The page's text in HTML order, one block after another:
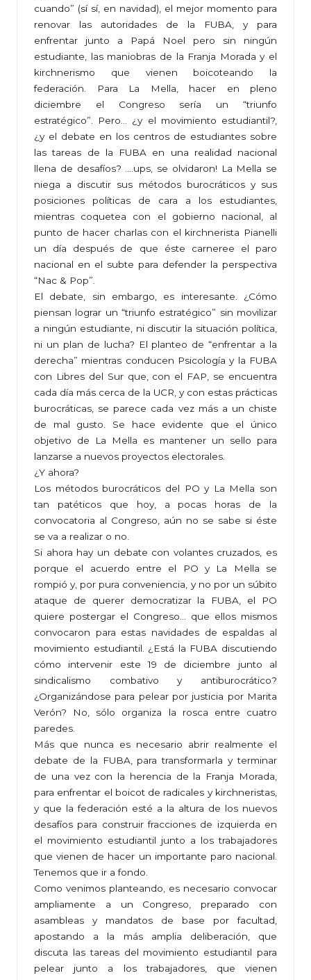
cuando” (sí sí, en navidad), el mejor momento para
renovar las autoridades de la FUBA, y para
enfrentar junto a Papá Noel pero sin ningún
estudiante, las maniobras de la Franja Morada y el
kirchnerismo que vienen boicoteando la
federación. Para La Mella, hacer en pleno
diciembre el Congreso sería un “triunfo
estratégico”. Pero… ¿y el movimiento estudiantil?,
¿y el debate en los centros de estudiantes sobre
las tareas de la FUBA en una realidad nacional
llena de desafíos? ….ups, se olvidaron! La Mella se
niega a discutir sus métodos burocráticos y sus
posiciones políticas de cara a los estudiantes,
mientras coquetea con el gobierno nacional, al
punto de hacer charlas con el kirchnerista Pianelli
un día después de que éste carneree el paro
nacional en el subte para defender la perspectiva
“Nac & Pop”.
El debate, sin embargo, es interesante. ¿Cómo
piensan lograr un “triunfo estratégico” sin movilizar
a ningún estudiante, ni discutir la situación política,
ni un plan de lucha? El planteo de “enfrentar a la
derecha” mientras conducen Psicología y la FUBA
con Libres del Sur que, con el FAP, se encuentra
cada día más cerca de la UCR, y con estas prácticas
burocráticas, se parece cada vez más a un chiste
de mal gusto. Se hace evidente que el único
objetivo de La Mella es mantener un sello para
lanzarse a nuevos proyectos electorales.
¿Y ahora?
Los métodos burocráticos del PO y La Mella son
tan patéticos que hoy, a pocas horas de la
convocatoria al Congreso, aún no se sabe si éste
se va a realizar o no.
Si ahora hay un debate con volantes cruzados, es
porque el acuerdo entre el PO y La Mella se
rompió y, por pura conveniencia, y no por un súbito
ataque de querer democratizar la FUBA, el PO
quiere postergar el Congreso… que ellos mismos
convocaron para estas navidades de espaldas al
movimiento estudiantil. ¿Está la FUBA discutiendo
cómo intervenir este 19 de diciembre junto al
sindicalismo combativo y antiburocrático?
¿Organizándose para pelear por justicia por Marita
Verón? No, sólo organiza la rosca entre cuatro
paredes.
Más que nunca es necesario abrir realmente el
debate de la FUBA, para transformarla y terminar
de una vez con la herencia de la Franja Morada,
para enfrentar el boicot de radicales y kirchneristas,
y que la federación esté a la altura de los nuevos
desafíos para construir fracciones de izquierda en
el movimiento estudiantil junto a los trabajadores
que vienen de hacer un importante paro nacional.
Tenemos que ir a fondo.
Como venimos planteando, es necesario convocar
ampliamente a un Congreso, preparado con
asambleas y mandatos de base por facultad,
apostando a la más amplia deliberación, que
discuta las tareas del movimiento estudiantil para
pelear junto a los trabajadores, que vienen